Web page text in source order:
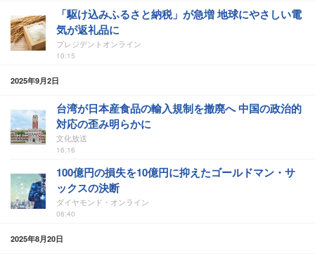
「駆け込みふるさと納税」が急増 地球にやさしい電
気が返礼品に
プレジデントオンライン
10:15
2025年9月2日
台湾が日本産食品の輸入規制を撤廃へ 中国の政治的
対応の歪み明らかに
文化放送
16:16
100億円の損失を10億円に抑えたゴールドマン・サ
ックスの決断
ダイヤモンド・オンライン
06:40
2025年8月20日